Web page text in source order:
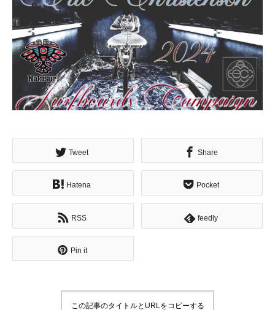
Tweet Share
Hatena Pocket
RSS feedly
Pin it
この記事のタイトルとURLをコピーする